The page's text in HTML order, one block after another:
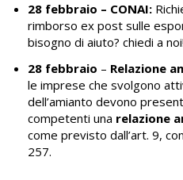
28 febbraio – CONAI:
rimborso ex post sulle
bisogno di aiuto? chiedi a noi!
28 febbraio – Relazione
le imprese che svolgono
dell’amianto devono
competenti una relazione
come previsto dall’art. 9,
257.